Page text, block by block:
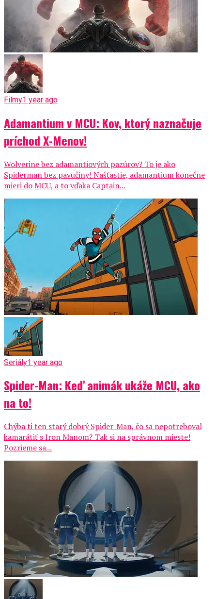
Filmy1 year ago
Adamantium v MCU: Kov, ktorý naznačuje
príchod X-Menov!
Wolverine bez adamantiových pazúrov? To je ako
Spiderman bez pavučiny! Našťastie, adamantium konečne
mieri do MCU, a to vďaka Captain...
Seriály1 year ago
Spider-Man: Keď animák ukáže MCU, ako
na to!
Chýba ti ten starý dobrý Spider-Man, čo sa nepotreboval
kamarátiť s Iron Manom? Tak si na správnom mieste!
Pozrieme sa...